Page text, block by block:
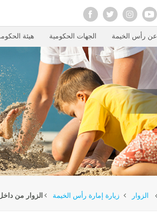
عن رأس الخيمة الجهات الحكومية هيئة
الزوار زيارة إمارة رأس الخيمة الزوار من